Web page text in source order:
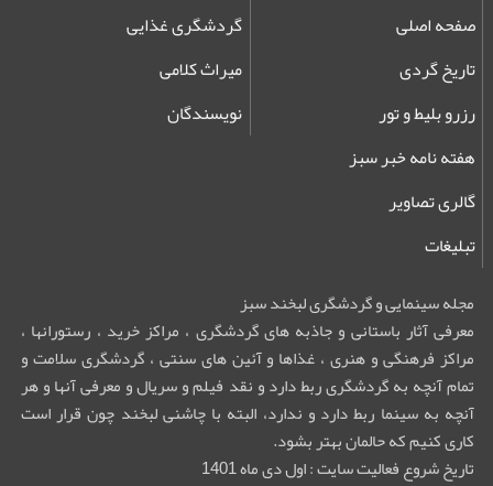
صفحه اصلی
تاریخ گردی
گردشگری غذایی
میراث کلامی
رزرو بلیط و تور
هفته نامه خبر سبز
گالری تصاویر
تبلیغات
نویسندگان
مجله سینمایی و گردشگری لبخند سبز
معرفی آثار باستانی و جاذبه های گردشگری ، مراکز خرید ، رستورانها ،
مراکز فرهنگی و هنری ، غذاها و آئین های سنتی ، گردشگری سلامت و
تمام آنچه به گردشگری ربط دارد و نقد فیلم و سریال و معرفی آنها و هر
آنچه به سینما ربط دارد و ندارد، البته با چاشنی لبخند چون قرار است
کاری کنیم که حالمان بهتر بشود.
تاریخ شروع فعالیت سایت : اول دی ماه 1401